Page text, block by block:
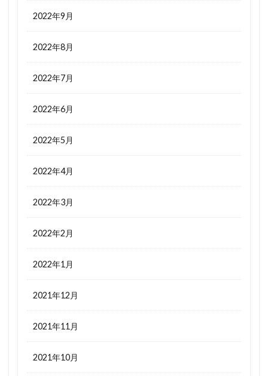
2022年9月
2022年8月
2022年7月
2022年6月
2022年5月
2022年4月
2022年3月
2022年2月
2022年1月
2021年12月
2021年11月
2021年10月